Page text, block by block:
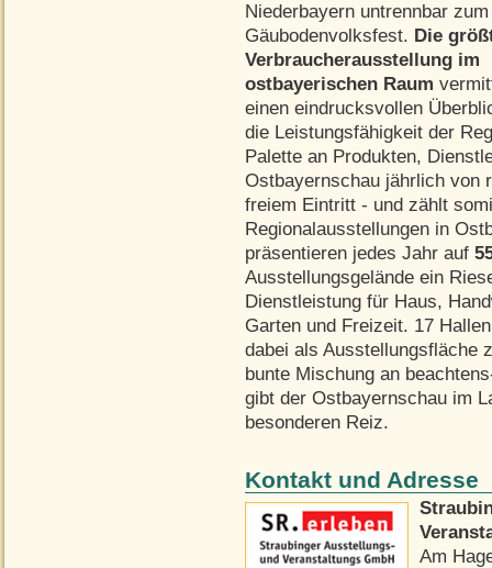
Niederbayern untrennbar zum
Gäubodenvolksfest. Die
Verbraucherausstellung im
ostbayerischen Raum
einen eindrucksvollen
die Leistungsfähigkeit der
Palette an Produkten,
Ostbayernschau jährlich von
freiem Eintritt - und zählt
Regionalausstellungen in
präsentieren jedes Jahr auf
Ausstellungsgelände ein
Dienstleistung für Haus,
Garten und Freizeit. 17
dabei als Ausstellungsfläche
bunte Mischung an
gibt der Ostbayernschau im
besonderen Reiz.
Kontakt und Adresse
Am